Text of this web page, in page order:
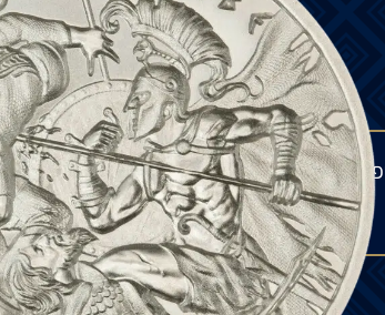
בחו"ל ולתנודות בשוק העולמי. הפער